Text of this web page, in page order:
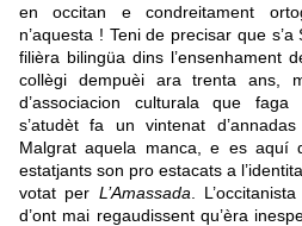
en occitan e condreitament
n’aquesta ! Teni de precisar que
filièra bilingüa dins l’ensenhament
collègi dempuèi ara trenta ans,
d’associacion culturala que faga
s’atudèt fa un vintenat
Malgrat aquela manca, e es aquí
estatjants son pro estacats a
votat per L’Amassada .
d’ont mai regaudissent qu’èra